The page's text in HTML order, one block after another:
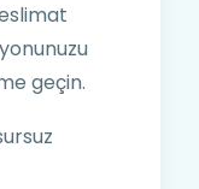
geçin.